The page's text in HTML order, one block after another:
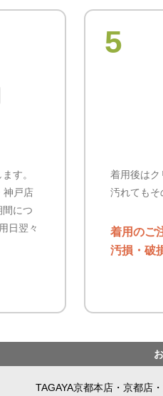
す。
神戸店
間につ
日翌々
5
着用後はク
汚れてもそ
着用のご
汚損・破
TAGAYA京都本店・京都店